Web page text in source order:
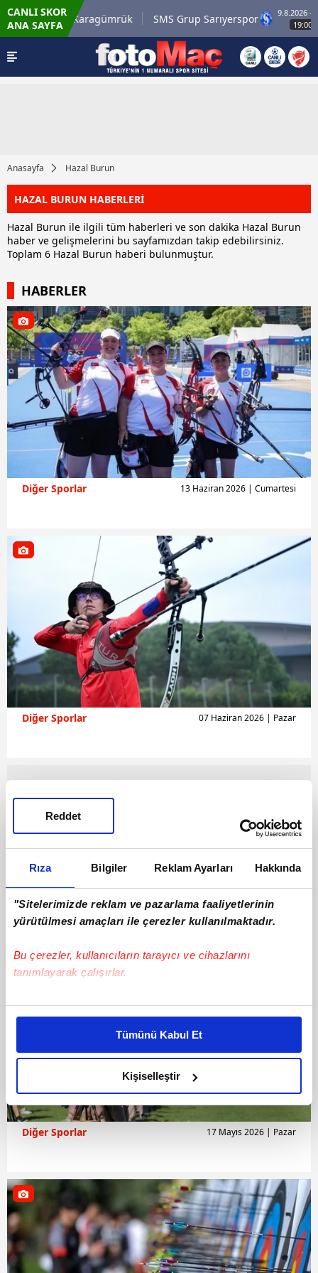
Rıza Bilgiler Reklam Ayarları Hakkında
"Sitelerimizde reklam ve pazarlama faaliyetlerinin
yürütülmesi amaçları ile çerezler kullanılmaktadır.
Bu çerezler, kullanıcıların tarayıcı ve cihazlarını
tanımlayarak çalışırlar.
Bu çerezlere izin vermeniz halinde sizlere özel
daha iyi reklam deneyimi yaşatabiliriz. Bunu yaparken
amacımızın size daha iyi bir reklam deneyimi sunmak
olduğunu ve sizlere en iyi içerikleri sunabilmek adına
elimizden gelen çabayı gösterdiğimizi ve bu noktada,
reklamların maliyetlerimizi karşılamak noktasında tek gelir
kalemimiz olduğunu sizlere hatırlatmak isteriz.
takdirde, kullanıcılara hedefli reklamlar
gösterilmeyecektir."
Sizlere daha iyi bir hizmet sunabilmek için İnternet
Sitemizde kendimize ve üçüncü kişilere ait çerezler
kullanılmaktadır. Bu çerezler vasıtasıyla çeşitli kişisel
Tümünü Kabul Et
Kişiselleştir
Reddet
CANLI SKOR
ANA SAYFAKaragümrük SMS Grup Sarıyerspor
9.8.2026 - Paz
19:00
Anasayfa Hazal Burun
HAZAL BURUN HABERLERİ
Hazal Burun ile ilgili tüm haberleri ve son dakika Hazal Burun
haber ve gelişmelerini bu sayfamızdan takip edebilirsiniz.
Toplam 6 Hazal Burun haberi bulunmuştur.
HABERLER
Diğer Sporlar 13 Haziran 2026 | Cumartesi
Diğer Sporlar 07 Haziran 2026 | Pazar
Diğer Sporlar 17 Mayıs 2026 | Pazar